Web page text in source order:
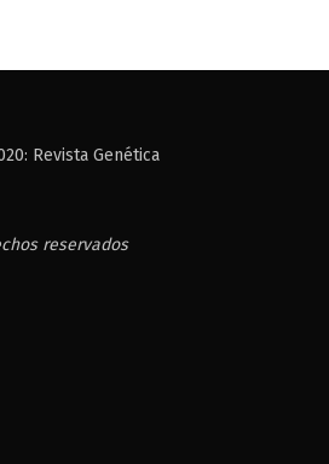
Revista Genética
reservados